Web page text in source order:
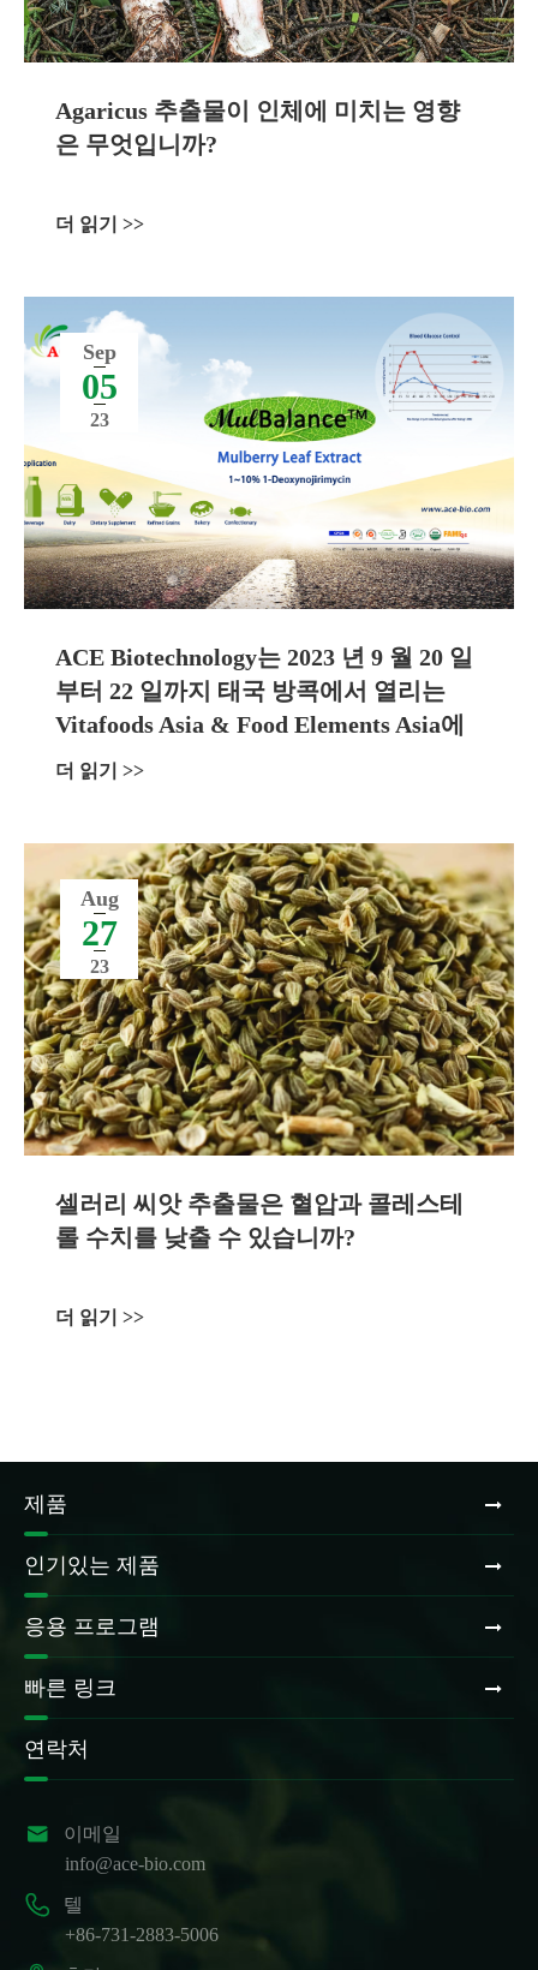
Agaricus 추출물이 인체에 미치는 영향
은 무엇입니까?
더 읽기 >>
Sep
05
23
ACE Biotechnology는 2023 년 9 월 20 일
부터 22 일까지 태국 방콕에서 열리는
Vitafoods Asia & Food Elements Asia에
참석합니다.
더 읽기 >>
Aug
27
23
셀러리 씨앗 추출물은 혈압과 콜레스테
롤 수치를 낮출 수 있습니까?
더 읽기 >>
제품
인기있는 제품
응용 프로그램
빠른 링크
연락처

이메일
info@ace-bio.com

텔
+86-731-2883-5006